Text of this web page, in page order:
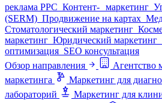
реклама PPC Контент- маркетинг
(SERM) Продвижение на картах
Стоматологический маркетинг
маркетинг Юридический маркетинг
оптимизация SEO консультация
Обзор направления
Агентство
маркетинга
Маркетинг для
лабораторий
Маркетинг для